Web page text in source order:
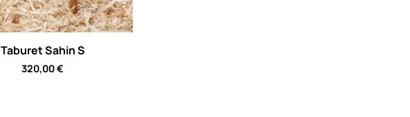
Taburet Sahin S
320,00€